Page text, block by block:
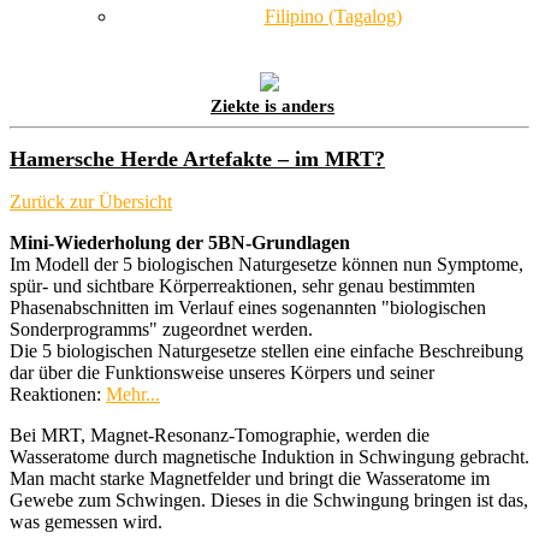
Filipino (Tagalog)
Ziekte is anders
Hamersche Herde Artefakte – im MRT?
Zurück zur Übersicht
Mini-Wiederholung der 5BN-Grundlagen
Im Modell der 5 biologischen Naturgesetze können nun Symptome,
spür- und sichtbare Körperreaktionen, sehr genau bestimmten
Phasenabschnitten im Verlauf eines sogenannten "biologischen
Sonderprogramms" zugeordnet werden.
Die 5 biologischen Naturgesetze stellen eine einfache Beschreibung
dar über die Funktionsweise unseres Körpers und seiner
Reaktionen: Mehr...
Bei MRT, Magnet-Resonanz-Tomographie, werden die
Wasseratome durch magnetische Induktion in Schwingung gebracht.
Man macht starke Magnetfelder und bringt die Wasseratome im
Gewebe zum Schwingen. Dieses in die Schwingung bringen ist das,
was gemessen wird.